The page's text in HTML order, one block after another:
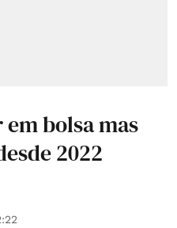
bolsa mas
2022